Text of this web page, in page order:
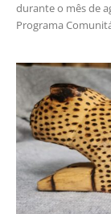
durante o mês de
Programa